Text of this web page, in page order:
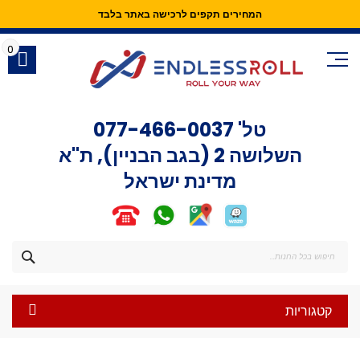
המחירים תקפים לרכישה באתר בלבד
Skip
Content
טל' 077-466-0037
השלושה 2 (בגב הבניין), ת"א
מדינת ישראל
0
קטגוריות